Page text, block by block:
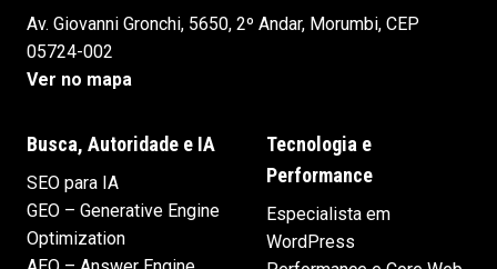
Av. Giovanni Gronchi, 5650, 2º Andar, Morumbi, CEP
05724-002
Ver no mapa
Busca, Autoridade e IA
SEO para IA
GEO – Generative Engine
Optimization
Tecnologia e
Performance
Especialista em
WordPress